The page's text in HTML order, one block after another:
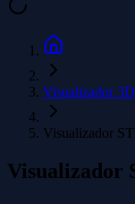
Visualizador 3D
Visualizador
Visualizador